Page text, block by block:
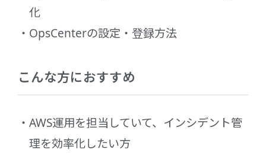
化
OpsCenterの設定・登録方法
こんな方におすすめ
AWS運用を担当していて、インシデント管
理を効率化したい方